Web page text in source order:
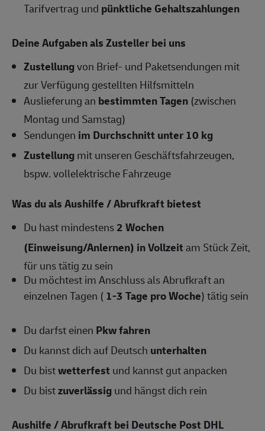
Tarifvertrag und pünktliche Gehaltszahlungen
Deine Aufgaben als Zusteller bei uns
Zustellungvon Brief- und Paketsendungen mit
zur Verfügung gestellten Hilfsmitteln
Auslieferung an bestimmten Tagen (zwischen
Montag und Samstag)
Sendungen im Durchschnitt unter 10 kg
Zustellungmit unseren Geschäftsfahrzeugen,
bspw. vollelektrische Fahrzeuge
Was du als Aushilfe / Abrufkraft bietest
Du hast mindestens2Wochen
(Einweisung/Anlernen) in Vollzeitam Stück Zeit,
für uns tätig zu sein
Du möchtest im Anschluss als Abrufkraft an
einzelnen Tagen ( 1-3 Tage pro Woche) tätig sein
Du darfst einen Pkw fahren
Du kannst dich auf Deutsch unterhalten
Du bistwetterfest und kannst gut anpacken
Du bistzuverlässigund hängst dich rein
Aushilfe / Abrufkraft bei Deutsche Post DHL